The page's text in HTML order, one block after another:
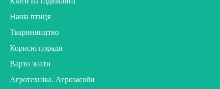
Наша птиця
Тваринництво
Корисні поради
Варто знати
Агротехніка. Агрозасоби